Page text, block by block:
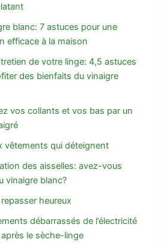
blanc: 7 astuces pour une
efficace à la maison
de votre linge: 4,5 astuces
des bienfaits du vinaigre
vos collants et vos bas par un
vêtements qui déteignent
des aisselles: avez-vous
vinaigre blanc?
heureux
débarrassés de l’électricité
le sèche-linge